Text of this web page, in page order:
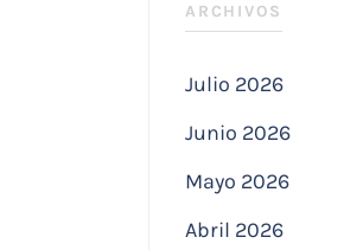
ARCHIVOS
Julio 2026
Junio 2026
Mayo 2026
Abril 2026